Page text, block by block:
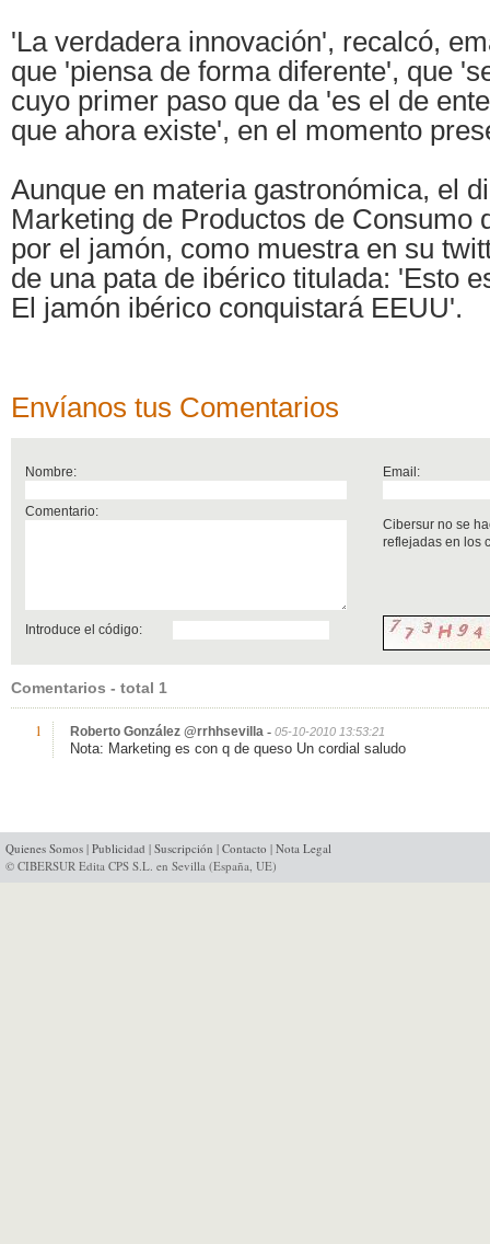
'La verdadera innovación', recalcó,
que 'piensa de forma diferente', que
cuyo primer paso que da 'es el de
que ahora existe', en el momento
Aunque en materia gastronómica, el
Marketing de Productos de Consumo
por el jamón, como muestra en su
de una pata de ibérico titulada: 'Esto
El jamón ibérico conquistará EEUU'.
Envíanos tus Comentarios
Nombre: Email:
Comentario:
Cibersur no se
reflejadas en los
Introduce el código:
Comentarios - total 1
1 Roberto González @rrhhsevilla- 05-10-2010 13:53:21
Nota: Marketing es con q de queso Un cordial saludo
Quienes Somos | Publicidad | Suscripción | Contacto | Nota Legal
© CIBERSUR Edita CPS S.L. en Sevilla (España, UE)